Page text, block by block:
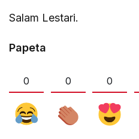
Salam Lestari.
Papeta
0 0 0